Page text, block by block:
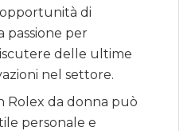
di
passione per
delle ultime
nel settore.
Rolex da donna può
personale e